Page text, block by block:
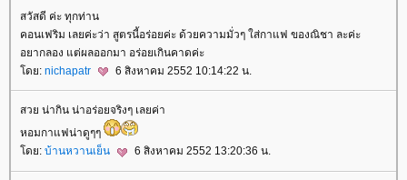
สวัสดี ค่ะ ทุกท่าน
คอนเฟริม เลยค่ะว่า สูตรนี้อร่อยค่ะ ด้วยความมั่วๆ ใส่กาแฟ ของณิชา ละค่ะ
อยากลอง แต่ผลออกมา อร่อยเกินคาดค่ะ
ดย: nichapatr 6 สิงหาคม 2552 10:14:22 น.
สวย น่ากิน น่าอร่อยจริงๆ เลยค่า
หอมกาแฟน่าดูๆๆ
ดย: บ้านหวานเย็น 6 สิงหาคม 2552 13:20:36 น.